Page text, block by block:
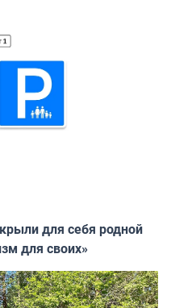
для себя родной
для своих»